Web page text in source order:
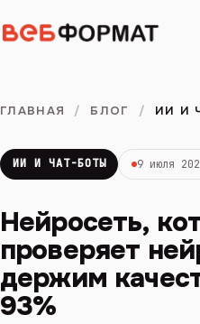
ГЛАВНАЯ / БЛОГ / ИИ И
ИИ И ЧАТ-БОТЫ 9 июля
Нейросеть,
проверяет
держим
93%